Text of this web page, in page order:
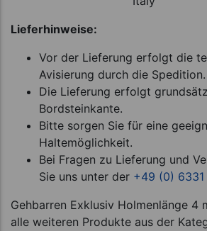
Lieferhinweise:
Vor der Lieferung erfolgt die
Avisierung durch die Spedition.
Die Lieferung erfolgt
Bordsteinkante.
Bitte sorgen Sie für eine
Haltemöglichkeit.
Bei Fragen zu Lieferung und
Sie uns unter der +49 (0) 6331
Gehbarren Exklusiv Holmenlänge 4
alle weiteren Produkte aus der